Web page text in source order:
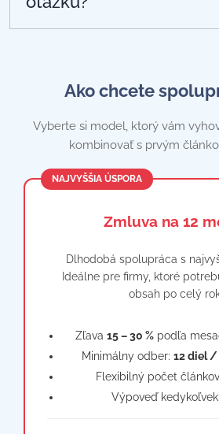
gramaticky bezchybných a
Spájam tak technickú tvorbu
Ako chcete
Vyberte si model, ktorý vám
kombinovať s prvým
NAJVYŠŠIA ÚSPORA
📋 Zmluva na 12
Dlhodobá spolupráca s
Ideálne pre firmy, ktoré
obsah po celý
Zľava 15 – 30 %podľa
Minimálny odber: 12 diel /
Flexibilný počet
Výpoveď kedykoľvek: